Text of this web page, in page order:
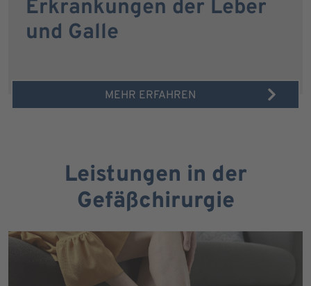
Erkrankungen der Leber
und Galle
MEHR ERFAHREN
Leistungen in der
Gefäßchirurgie